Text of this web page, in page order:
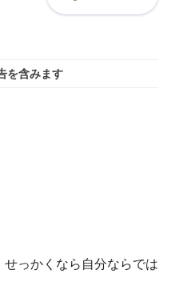
を含みます
っかくなら自分ならでは